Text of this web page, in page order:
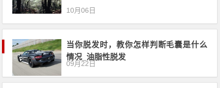
10月06日
当你脱发时，教你怎样判断毛囊是什么
情况_油脂性脱发
09月22日